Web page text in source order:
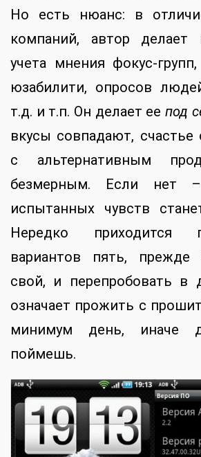
Но есть нюанс: в
компаний, автор делает
учета мнения фокус-
юзабилити, опросов
т.д. и т.п. Он делает ее под
вкусы совпадают, счастье
с альтернативным
безмерным. Если нет
испытанных чувств
Нередко приходится
вариантов пять,
свой, и перепробовать в
означает прожить с
минимум день, иначе
поймешь.